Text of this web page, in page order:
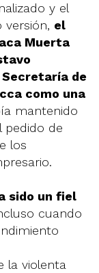
y el
versión, el
Muerta
de
como una
mantenido
pedido de
los
sido un fiel
cuando
la violenta